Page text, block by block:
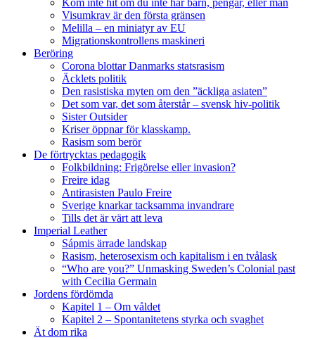
Visumkrav är den första gränsen
Melilla – en miniatyr av EU
Migrationskontrollens maskineri
Beröring
Corona blottar Danmarks statsrasism
Äcklets politik
Den rasistiska myten om den ”äckliga asiaten”
Det som var, det som återstår – svensk hiv-politik
Sister Outsider
Kriser öppnar för klasskamp.
Rasism som berör
De förtrycktas pedagogik
Folkbildning: Frigörelse eller invasion?
Freire idag
Antirasisten Paulo Freire
Sverige knarkar tacksamma invandrare
Tills det är värt att leva
Imperial Leather
Sápmis ärrade landskap
Rasism, heterosexism och kapitalism i en tvålask
“Who are you?” Unmasking Sweden’s Colonial past
with Cecilia Germain
Jordens fördömda
Kapitel 1 – Om våldet
Kapitel 2 – Spontanitetens styrka och svaghet
Ät dom rika